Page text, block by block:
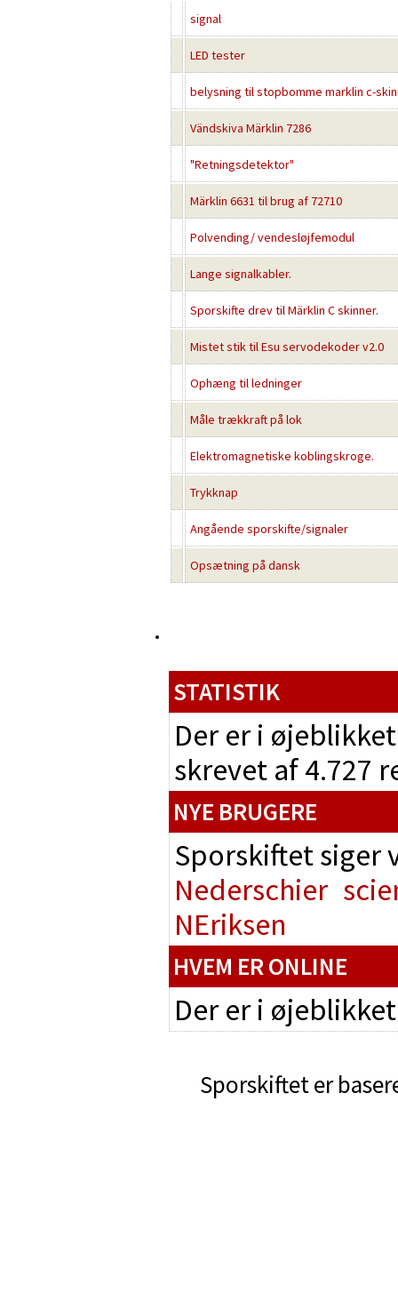
signal
LED tester
belysning til stopbomme marklin c-
Vändskiva Märklin 7286
"Retningsdetektor"
Märklin 6631 til brug af 72710
Polvending/ vendesløjfemodul
Lange signalkabler.
Sporskifte drev til Märklin C skinner.
Mistet stik til Esu servodekoder v2.0
Ophæng til ledninger
Måle trækkraft på lok
Elektromagnetiske koblingskroge.
Trykknap
Angående sporskifte/signaler
Opsætning på dansk
STATISTIK
Der er i
skrevet af 4.727
NYE BRUGERE
Sporskiftet
Nederschier
NEriksen
HVEM ER ONLINE
Der er i
Sporskiftet er